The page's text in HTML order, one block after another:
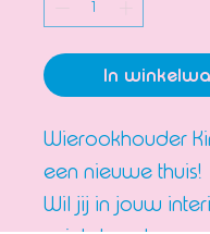
In
Wierookhouder
een nieuwe thuis!
Wil jij in jouw